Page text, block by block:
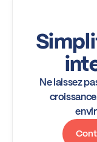
Ne laissez